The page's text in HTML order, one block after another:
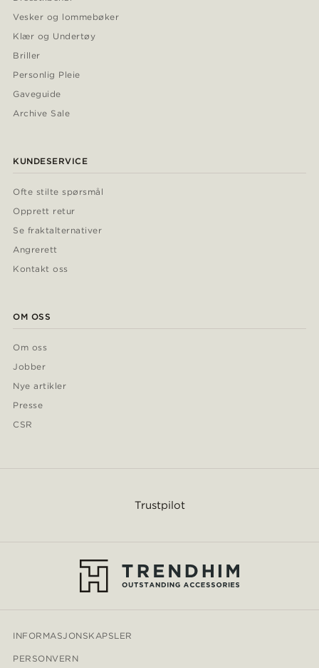
Vesker og lommebøker
Klær og Undertøy
Briller
Personlig Pleie
Gaveguide
Archive Sale
KUNDESERVICE
Ofte stilte spørsmål
Opprett retur
Se fraktalternativer
Angrerett
Kontakt oss
OM OSS
Om oss
Jobber
Nye artikler
Presse
CSR
Trustpilot
INFORMASJONSKAPSLER
PERSONVERN